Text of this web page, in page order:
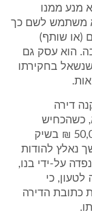
מנע ממנו
משתמש לשם כך
(או שותף)
הוא עסק גם
בחקירתו
דירה
כשהכחיש
תחילה שקיבל מאת המערער סך -.50,000 ₪ בשיק
ורק בהמשך נאלץ להודות
על-ידי בנו,
אף ניסה לטעון, כי
כתובת הדירה